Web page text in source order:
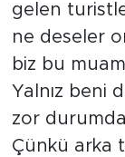
gelen
ne deseler
biz bu
Yalnız beni
zor
Çünkü arka